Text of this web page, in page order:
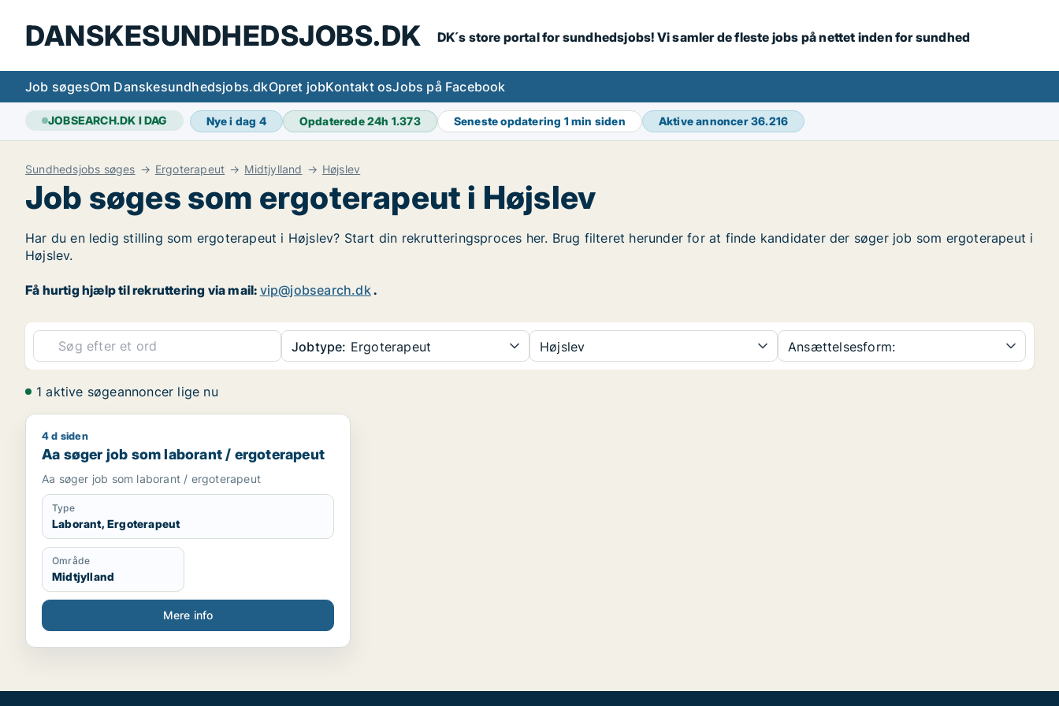
DANSKESUNDHEDSJOBS.DK DK´s store portal for sundhedsjobs! Vi samler de fleste jobs på nettet inden for sundhed
Job søgesOm Danskesundhedsjobs.dkOpret jobKontakt osJobs på Facebook
JOBSEARCH.DK I DAG Nye i dag 4 Opdaterede 24h 1.373 Seneste opdatering 1 min siden Aktive annoncer36.216
Sundhedsjobs søges Ergoterapeut Midtjylland Højslev
Job søges som ergoterapeut i Højslev
Har du en ledig stilling som ergoterapeut i Højslev? Start din rekrutteringsproces her. Brug filteret herunder for at finde kandidater der søger job som ergoterapeut i
Højslev.
Få hurtig hjælp til rekruttering via mail: vip@jobsearch.dk.
Jobtype: Ergoterapeut Højslev Ansættelsesform:
1 aktive søgeannoncer lige nu
Aa søger job som laborant / ergoterapeut
4 d siden
Aa søger job som laborant / ergoterapeut
Aa søger job som laborant / ergoterapeut
Type
Laborant, Ergoterapeut
Område
Midtjylland
Mere info